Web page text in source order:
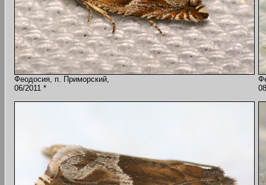
Феодосия, п. Приморский,
06/2011 *